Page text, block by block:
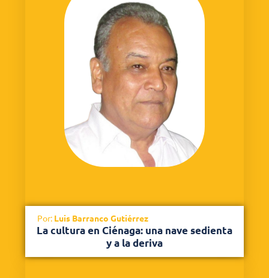
Por: Luis Barranco Gutiérrez
La cultura en Ciénaga: una nave sedienta
y a la deriva